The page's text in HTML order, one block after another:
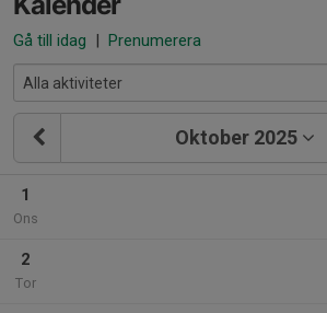
Gå till idag | Prenumerera
Oktober 2025
1
Ons
2
Tor